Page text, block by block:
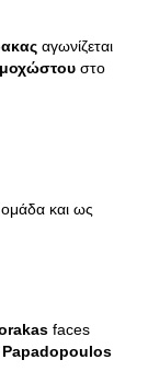
αγωνίζεται
στο
και ως
faces